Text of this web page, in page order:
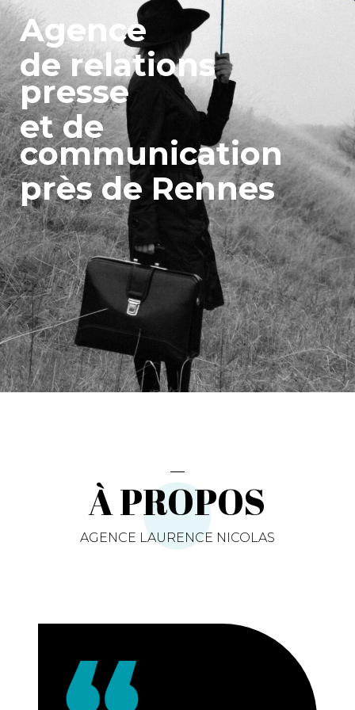
Agence
de relations
presse
et de
communication
près de Rennes
À PROPOS
AGENCE LAURENCE NICOLAS